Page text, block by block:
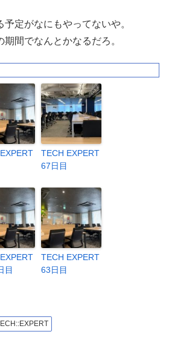
定がなにもやってないや。
間でなんとかなるだろ。
TECH EXPERT
67日目
目
TECH EXPERT
63日目